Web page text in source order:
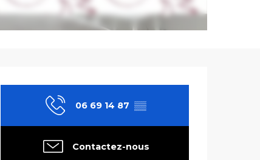
Ouverture et
06 69 14 87 ▒▒
Contactez-nous